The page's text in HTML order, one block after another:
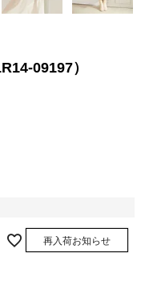
09197）
再入荷お知らせ